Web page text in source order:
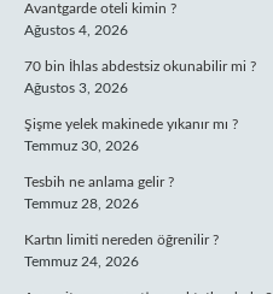
Avantgarde oteli kimin ?
Ağustos 4, 2026
70 bin İhlas abdestsiz okunabilir mi ?
Ağustos 3, 2026
Şişme yelek makinede yıkanır mı ?
Temmuz 30, 2026
Tesbih ne anlama gelir ?
Temmuz 28, 2026
Kartın limiti nereden öğrenilir ?
Temmuz 24, 2026